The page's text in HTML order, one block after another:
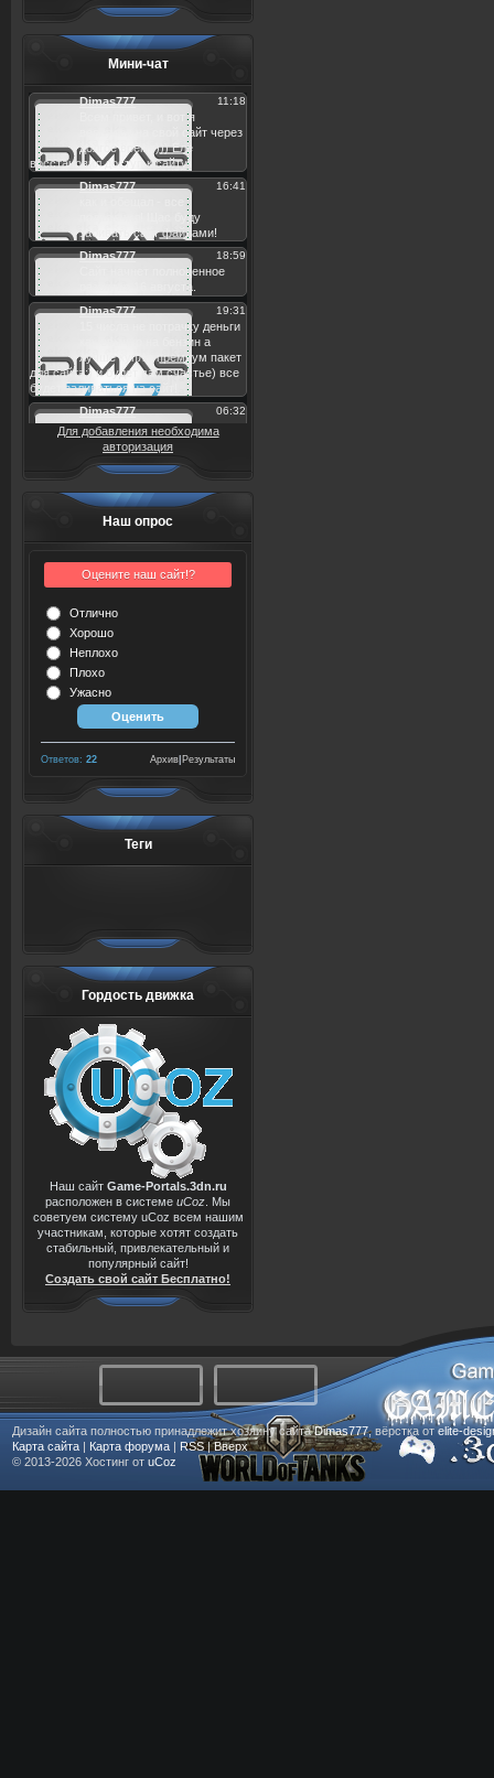
Мини-чат
Для добавления необходима
авторизация
Наш опрос
Оцените наш сайт!?
Отлично
Хорошо
Неплохо
Плохо
Ужасно
Ответов: 22 Результаты
Архив
Теги
Гордость движка
Наш сайт Game-Portals.3dn.ru
расположен в системе uCoz . Мы
советуем систему uCoz всем нашим
участникам, которые хотят создать
стабильный, привлекательный и
популярный сайт!
Создать свой сайт Бесплатно!
Дизайн сайта полностью принадлежит хозяину сайтаDimas777, вёрстка от elite-
Карта сайта | Карта форума | RSS|Вверх
© 2013-2026 Хостинг от uCoz